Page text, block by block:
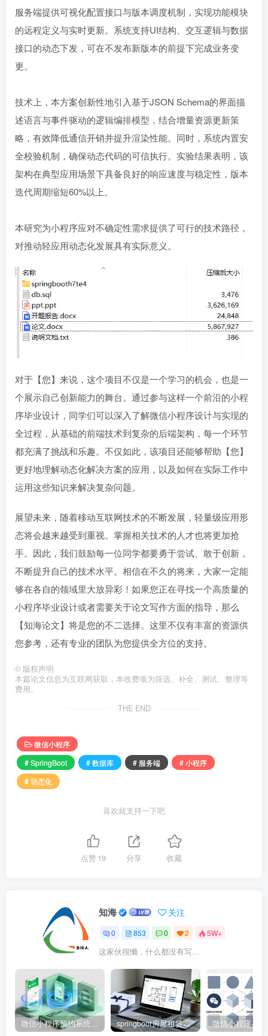
服务端提供可视化配置接口与版本调度机制，实现功能模块
的远程定义与实时更新。系统支持UI结构、交互逻辑与数据
接口的动态下发，可在不发布新版本的前提下完成业务变
更。
技术上，本方案创新性地引入基于JSON Schema的界面描
述语言与事件驱动的逻辑编排模型，结合增量资源更新策
略，有效降低通信开销并提升渲染性能。同时，系统内置安
全校验机制，确保动态代码的可信执行。实验结果表明，该
架构在典型应用场景下具备良好的响应速度与稳定性，版本
迭代周期缩短60%以上。
本研究为小程序应对不确定性需求提供了可行的技术路径，
对推动轻应用动态化发展具有实际意义。
对于【您】来说，这个项目不仅是一个学习的机会，也是一
个展示自己创新能力的舞台。通过参与这样一个前沿的小程
序毕业设计，同学们可以深入了解微信小程序设计与实现的
全过程，从基础的前端技术到复杂的后端架构，每一个环节
都充满了挑战和乐趣。不仅如此，该项目还能够帮助【您】
更好地理解动态化解决方案的应用，以及如何在实际工作中
运用这些知识来解决复杂问题。
展望未来，随着移动互联网技术的不断发展，轻量级应用形
态将会越来越受到重视。掌握相关技术的人才也将更加抢
手。因此，我们鼓励每一位同学都要勇于尝试、敢于创新，
不断提升自己的技术水平。相信在不久的将来，大家一定能
够在各自的领域里大放异彩！如果您正在寻找一个高质量的
小程序毕业设计或者需要关于论文写作方面的指导，那么
【知海论文】将是您的不二选择。这里不仅有丰富的资源供
您参考，还有专业的团队为您提供全方位的支持。
© 版权声明
本篇论文信息为互联网获取，本收费项为筛选、补全、测试、整理等
费用。
THE END
微信小程序
# SpringBoot
# 数据库 # 服务端
# 小程序
# 动态化
喜欢就支持一下吧
点赞19 分享 收藏
知海 关注
0 853 0 2 5W+
这家伙很懒，什么都没有写...
微信小程序预约系统源码 – 知海论文 springboot房屋租赁系统源码 – 知海论文